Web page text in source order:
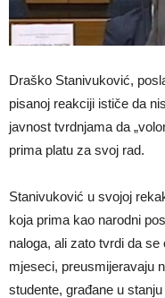
Draško Stanivuković,
pisanoj reakciji ističe da
javnost tvrdnjama da
prima platu za svoj rad.
Stanivuković u svojoj
koja prima kao narodni
naloga, ali zato tvrdi da
mjeseci, preusmijeravaju
studente, građane u